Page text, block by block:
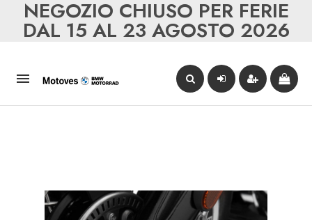
NEGOZIO CHIUSO PER FERIE
DAL 15 AL 23 AGOSTO 2026
